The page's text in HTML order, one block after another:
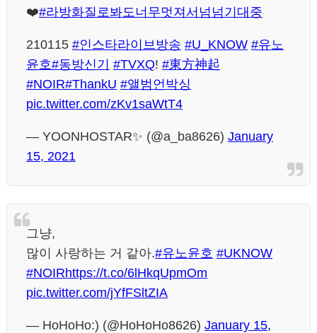
❤️#라방화질로봐도너무멋져서넘넘기대중
210115 #인스타라이브방송 #U_KNOW #유노
윤호#동방신기 #TVXQ! #東方神起
#NOIR#ThankU #앨범언박싱
pic.twitter.com/zKv1saWtT4
— YOONHOSTAR✨ (@a_ba8626) January
15, 2021
그냥,
많이 사랑하는 거 같아.#유노윤호 #UKNOW
#NOIRhttps://t.co/6lHkqUpmOm
pic.twitter.com/jYfFSltZIA
— HoHoHo:) (@HoHoHo8626) January 15,